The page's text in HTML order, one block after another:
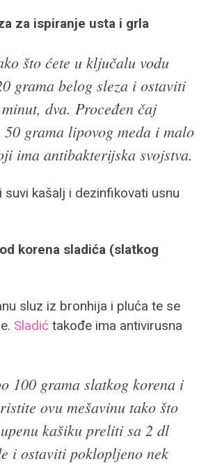
za ispiranje usta i grla
što ćete u ključalu vodu
grama belog sleza i ostaviti
dva. Proceđen čaj
50 grama lipovog meda i malo
ima antibakterijska svojstva.
suvi kašalj i dezinfikovati usnu
korena sladića (slatkog
sluz iz bronhija i pluća te se
Sladićtakođe ima antivirusna
100 grama slatkog korena i
ovu mešavinu tako što
kašiku preliti sa 2 dl
i ostaviti poklopljeno nek